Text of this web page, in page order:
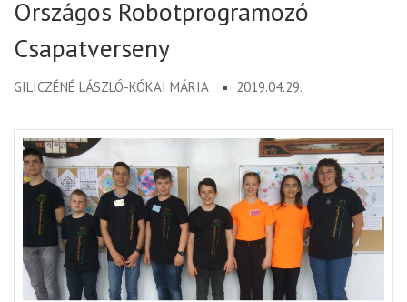
Országos Robotprogramozó
Csapatverseny
GILICZÉNÉ LÁSZLÓ-KÓKAI MÁRIA 2019.04.29.